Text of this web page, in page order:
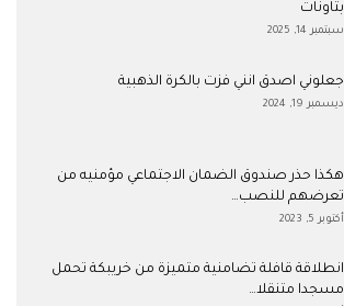
بتاونات
سبتمبر 14, 2025
جعلوني اصدق انني فزت بالكرة الذهبية
ديسمبر 19, 2024
هكذا حذر صندوق الضمان الاجتماعي مؤمنيه من
تعرضهم للنصب…
أكتوبر 5, 2023
انطلاقة قافلة تضامنية متميزة من خريبكة تحمل
مسجدا متنقلا…